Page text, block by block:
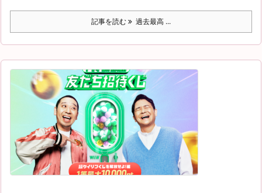
記事を読む 過去最高 ...